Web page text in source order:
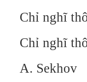
Chỉ nghĩ
Chỉ nghĩ
A. Sekhov